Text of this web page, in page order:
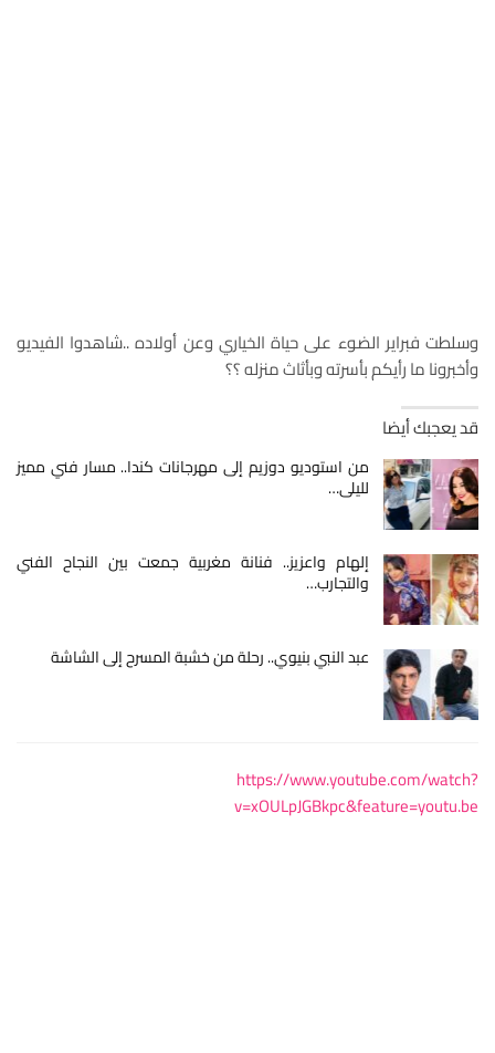
وسلطت فبراير الضوء على حياة الخياري وعن أولاده ..شاهدوا الفيديو
وأخبرونا ما رأيكم بأسرته وبأثاث منزله ؟؟
قد يعجبك أيضا
من استوديو دوزيم إلى مهرجانات كندا.. مسار فني مميز
لليلى…
إلهام واعزيز.. فنانة مغربية جمعت بين النجاح الفني
والتجارب…
عبد النبي بنيوي.. رحلة من خشبة المسرح إلى الشاشة
https://www.youtube.com/watch?
v=xOULpJGBkpc&feature=youtu.be